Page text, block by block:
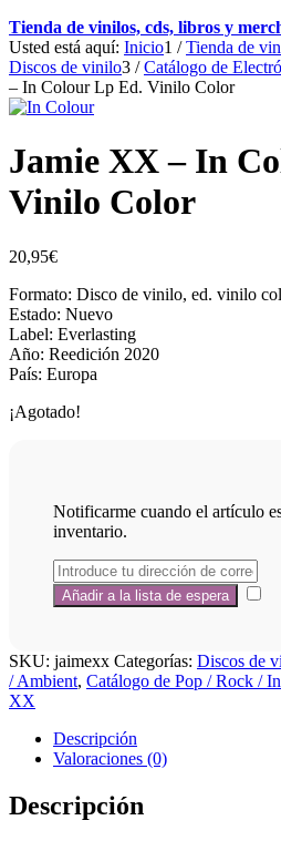
Tienda de vinilos, cds, libros y
Usted está aquí: Inicio1 / Tienda de
Discos de vinilo3 / Catálogo de
– In Colour Lp Ed. Vinilo Color
Jamie XX – In
Vinilo Color
20,95€
Formato: Disco de vinilo, ed. vinilo
Estado: Nuevo
Label: Everlasting
Año: Reedición 2020
País: Europa
¡Agotado!
Notificarme cuando el artículo
inventario.
SKU: jaimexx Categorías: Discos de
/ Ambient, Catálogo de Pop / Rock /
XX
Descripción
Valoraciones (0)
Descripción